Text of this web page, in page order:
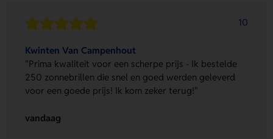
10
Kwinten Van Campenhout
"Prima kwaliteit voor een scherpe prijs - Ik bestelde
250 zonnebrillen die snel en goed werden geleverd
voor een goede prijs! Ik kom zeker terug!"
vandaag